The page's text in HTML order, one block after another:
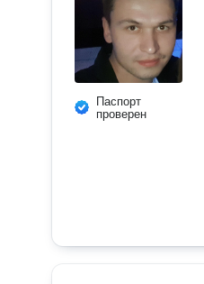
Паспорт
проверен